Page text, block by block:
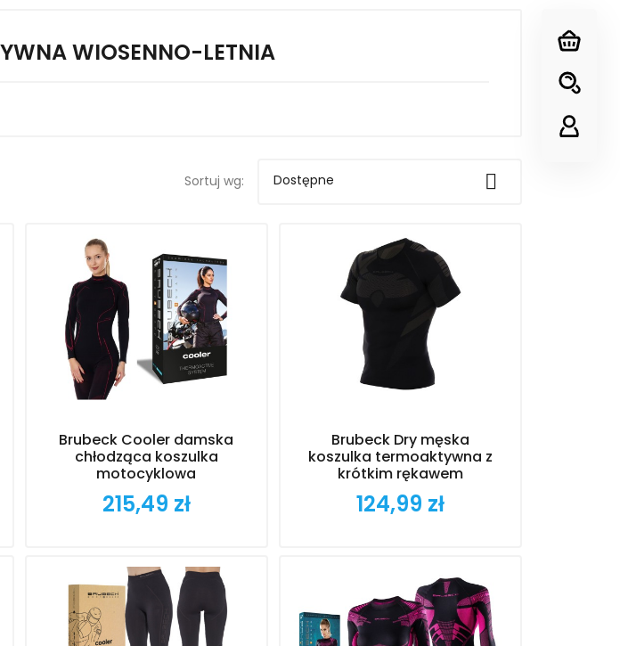
WIOSENNO-LETNIA
Sortuj wg: Dostępne 
Brubeck Cooler damska
chłodząca koszulka
motocyklowa
Cena
215,49 zł
Brubeck Dry męska
koszulka termoaktywna z
krótkim rękawem
Cena
124,99 zł